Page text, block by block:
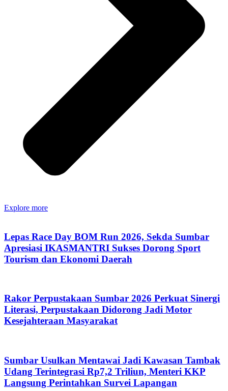
Explore more
Lepas Race Day BOM Run 2026, Sekda Sumbar
Apresiasi IKASMANTRI Sukses Dorong Sport
Tourism dan Ekonomi Daerah
Rakor Perpustakaan Sumbar 2026 Perkuat Sinergi
Literasi, Perpustakaan Didorong Jadi Motor
Kesejahteraan Masyarakat
Sumbar Usulkan Mentawai Jadi Kawasan Tambak
Udang Terintegrasi Rp7,2 Triliun, Menteri KKP
Langsung Perintahkan Survei Lapangan